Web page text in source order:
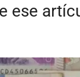
ese